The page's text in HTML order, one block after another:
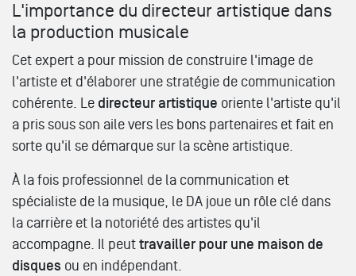
L'importance du directeur artistique dans
la production musicale
Cet expert a pour mission de construire l'image de
l'artiste et d'élaborer une stratégie de communication
cohérente. Le directeur artistique oriente l'artiste qu'il
a pris sous son aile vers les bons partenaires et fait en
sorte qu'il se démarque sur la scène artistique.
À la fois professionnel de la communication et
spécialiste de la musique, le DA joue un rôle clé dans
la carrière et la notoriété des artistes qu'il
accompagne. Il peut travailler pour une maison de
disques ou en indépendant.